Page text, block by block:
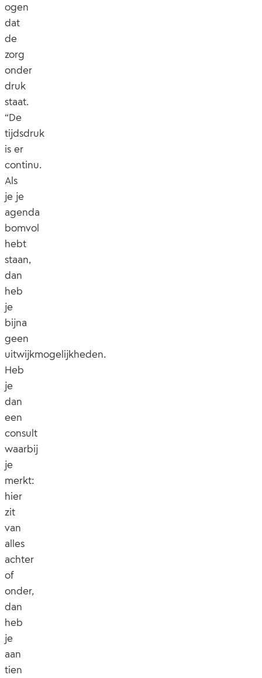
ogen
dat
de
zorg
onder
druk
staat.
“De
tijdsdruk
is er
continu.
Als
je je
agenda
bomvol
hebt
staan,
dan
heb
je
bijna
geen
uitwijkmogelijkheden.
Heb
je
dan
een
consult
waarbij
je
merkt:
hier
zit
van
alles
achter
of
onder,
dan
heb
je
aan
tien